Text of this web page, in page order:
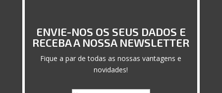
ENVIE-NOS OS SEUS DADOS E
RECEBA A NOSSA NEWSLETTER
Fique a par de todas as nossas vantagens e
novidades!